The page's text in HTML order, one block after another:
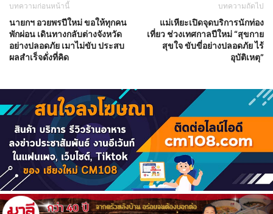
บทความก่อนหน้านี้
นายกฯ อวยพรปีใหม่ ขอให้ทุกคน
พักผ่อน เดินทางกลับต่างจังหวัด
อย่างปลอดภัย เมาไม่ขับ ประสบ
ผลสำเร็จดั่งที่คิด
บทความถัดไป
แม่เหียะเปิดจุดบริการนักท่อง
เที่ยว ช่วงเทศกาลปีใหม่ “สุขกาย
สุขใจ ขับขี่อย่างปลอดภัย ไร้
อุบัติเหตุ”